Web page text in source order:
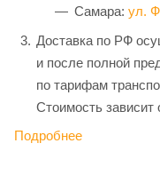
Самара: ул.
Доставка по РФ
и после полной
по тарифам
Стоимость зависит
Подробнее